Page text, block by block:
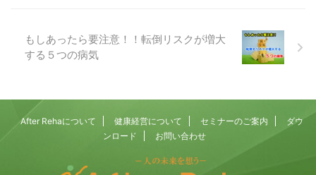
もしあったら要注意！！転倒リスクが増大
する５つの病気
After Rehaについて 健康経営について セミナーのご案内
ダウ
ンロード
お問い合わせ